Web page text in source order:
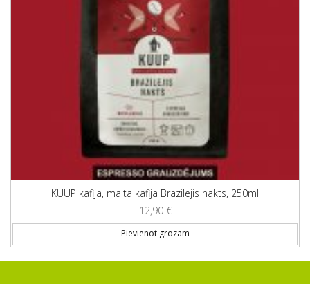
KUUP kafija, malta kafija Brazilejis nakts, 250ml
12,90 €
Pievienot grozam